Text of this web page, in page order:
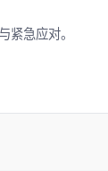
紧急应对。